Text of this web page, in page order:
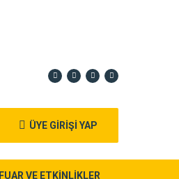
ÜYE GİRİŞİ YAP
FUAR VE ETKİNLİKLER